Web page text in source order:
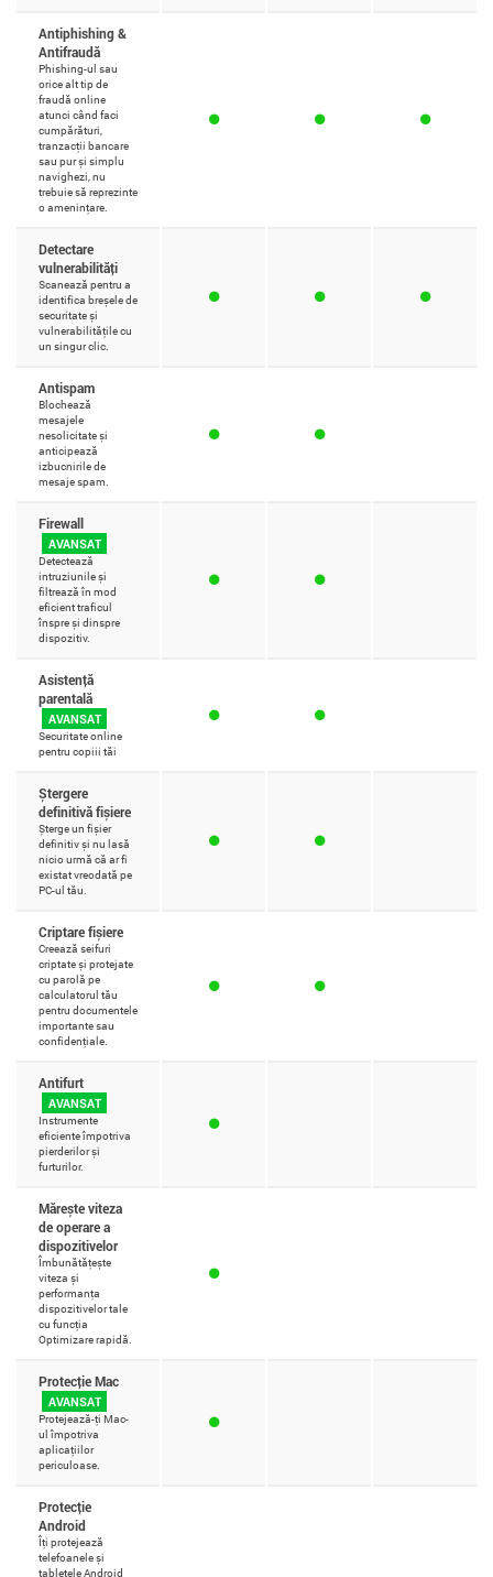
Antiphishing &
Antifraudă
Phishing-ul sau
orice alt tip de
fraudă online
atunci când faci
cumpărături,
tranzacții bancare
sau pur și simplu
navighezi, nu
trebuie să reprezinte
o amenințare.
Detectare
vulnerabilități
Scanează pentru a
identifica breșele de
securitate și
vulnerabilitățile cu
un singur clic.
Antispam
Blochează
mesajele
nesolicitate și
anticipează
izbucnirile de
mesaje spam.
Firewall
AVANSAT
Detectează
intruziunile și
filtrează în mod
eficient traficul
înspre și dinspre
dispozitiv.
Asistență
parentală
AVANSAT
Securitate online
pentru copiii tăi
Ștergere
definitivă fișiere
Șterge un fișier
definitiv și nu lasă
nicio urmă că ar fi
existat vreodată pe
PC-ul tău.
Criptare fișiere
Creează seifuri
criptate și protejate
cu parolă pe
calculatorul tău
pentru documentele
importante sau
confidențiale.
Antifurt
AVANSAT
Instrumente
eficiente împotriva
pierderilor și
furturilor.
Mărește viteza
de operare a
dispozitivelor
Îmbunătățește
viteza și
performanța
dispozitivelor tale
cu funcția
Optimizare rapidă.
Protecție Mac
AVANSAT
Protejează-ți Mac-
ul împotriva
aplicațiilor
periculoase.
Protecție
Android
Îți protejează
telefoanele și
tabletele Android